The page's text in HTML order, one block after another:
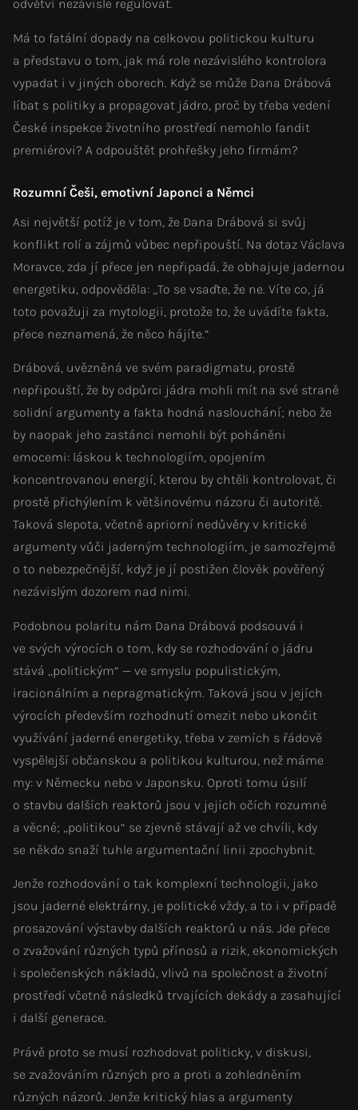
odvětví nezávisle regulovat.
Má to fatální dopady na celkovou politickou kulturu
a představu o tom, jak má role nezávislého kontrolora
vypadat i v jiných oborech. Když se může Dana Drábová
líbat s politiky a propagovat jádro, proč by třeba vedení
České inspekce životního prostředí nemohlo fandit
premiérovi? A odpouštět prohřešky jeho firmám?
Rozumní Češi, emotivní Japonci a Němci
Asi největší potíž je v tom, že Dana Drábová si svůj
konflikt rolí a zájmů vůbec nepřipouští. Na dotaz Václava
Moravce, zda jí přece jen nepřipadá, že obhajuje jadernou
energetiku, odpověděla: „To se vsaďte, že ne. Víte co, já
toto považuji za mytologii, protože to, že uvádíte fakta,
přece neznamená, že něco hájíte.“
Drábová, uvězněná ve svém paradigmatu, prostě
nepřipouští, že by odpůrci jádra mohli mít na své straně
solidní argumenty a fakta hodná naslouchání; nebo že
by naopak jeho zastánci nemohli být poháněni
emocemi: láskou k technologiím, opojením
koncentrovanou energií, kterou by chtěli kontrolovat, či
prostě přichýlením k většinovému názoru či autoritě.
Taková slepota, včetně apriorní nedůvěry v kritické
argumenty vůči jaderným technologiím, je samozřejmě
o to nebezpečnější, když je jí postižen člověk pověřený
nezávislým dozorem nad nimi.
Podobnou polaritu nám Dana Drábová podsouvá i
ve svých výrocích o tom, kdy se rozhodování o jádru
stává „politickým“ — ve smyslu populistickým,
iracionálním a nepragmatickým. Taková jsou v jejích
výrocích především rozhodnutí omezit nebo ukončit
využívání jaderné energetiky, třeba v zemích s řádově
vyspělejší občanskou a politikou kulturou, než máme
my: v Německu nebo v Japonsku. Oproti tomu úsilí
o stavbu dalších reaktorů jsou v jejích očích rozumné
a věcné; „politikou“ se zjevně stávají až ve chvíli, kdy
se někdo snaží tuhle argumentační linii zpochybnit.
Jenže rozhodování o tak komplexní technologii, jako
jsou jaderné elektrárny, je politické vždy, a to i v případě
prosazování výstavby dalších reaktorů u nás. Jde přece
o zvažování různých typů přínosů a rizik, ekonomických
i společenských nákladů, vlivů na společnost a životní
prostředí včetně následků trvajících dekády a zasahující
i další generace.
Právě proto se musí rozhodovat politicky, v diskusi,
se zvažováním různých pro a proti a zohledněním
různých názorů. Jenže kritický hlas a argumenty